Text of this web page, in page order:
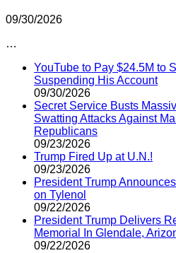
09/30/2026
…
YouTube to Pay $24.5M to
Suspending His Account
09/30/2026
Secret Service Busts
Swatting Attacks Against
Republicans
09/23/2026
Trump Fired Up at U.N.!
09/23/2026
President Trump
on Tylenol
09/22/2026
President Trump Delivers
Memorial In Glendale,
09/22/2026